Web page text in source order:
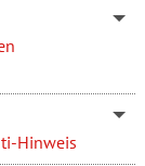
Hinweis